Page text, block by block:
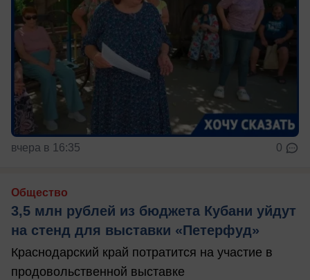
вчера в 16:35 0
Общество
3,5 млн рублей из бюджета Кубани уйдут
на стенд для выставки «Петерфуд»
Краснодарский край потратится на участие в
продовольственной выставке